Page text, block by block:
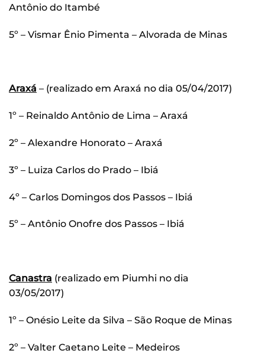
Antônio do Itambé
5º – Vismar Ênio Pimenta – Alvorada de Minas
Araxá – (realizado em Araxá no dia 05/04/2017)
1º – Reinaldo Antônio de Lima – Araxá
2º – Alexandre Honorato – Araxá
3º – Luiza Carlos do Prado – Ibiá
4º – Carlos Domingos dos Passos – Ibiá
5º – Antônio Onofre dos Passos – Ibiá
Canastra (realizado em Piumhi no dia
03/05/2017)
1º – Onésio Leite da Silva – São Roque de Minas
2º – Valter Caetano Leite – Medeiros